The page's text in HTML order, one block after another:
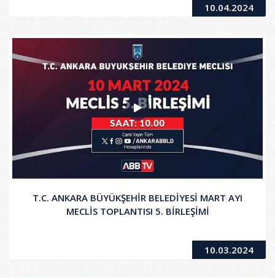
10.04.2024
T.C. ANKARA BÜYÜKŞEHİR BELEDİYESİ MART AYI
MECLİS TOPLANTISI 5. BİRLEŞİMİ
10.03.2024